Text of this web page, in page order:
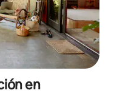
en